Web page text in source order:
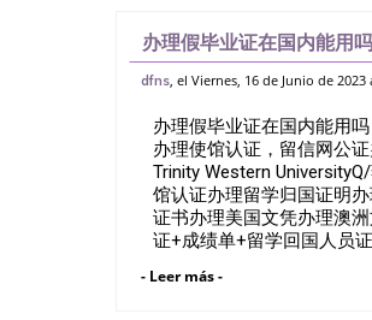
办理假毕业证在国内能用
信551190476办理使馆认
dfns, el Viernes, 16 de Junio de 2023
办理假毕业证在国内能用
办理使馆认证，留信网公
Trinity Western
馆认证办理留学归国证明
证书办理美国文凭办理澳
证+成绩单+留学回国人员
学，甚至是申请工签都可
- Leer más -